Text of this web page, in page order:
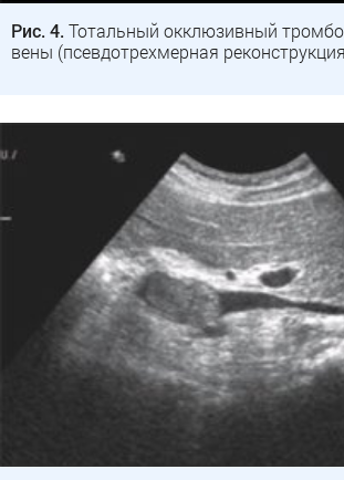
Рис. 4. Тотальный окклюзивный
вены (псевдотрехмерная